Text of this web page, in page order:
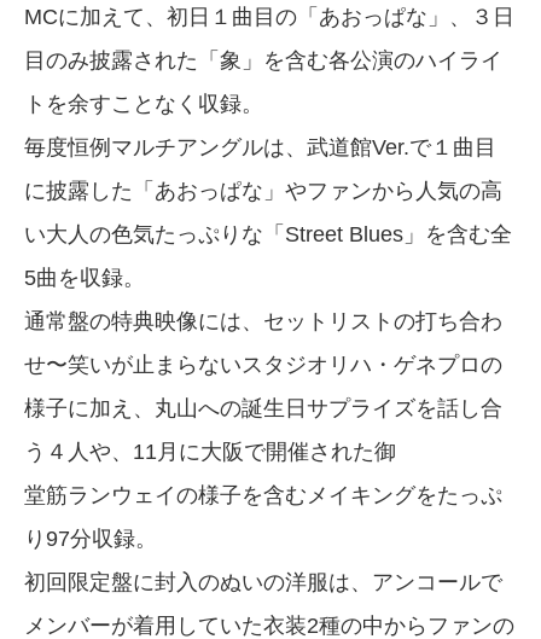
MCに加えて、初日１曲目の「あおっぱな」、３日
目のみ披露された「象」を含む各公演のハイライ
トを余すことなく収録。
毎度恒例マルチアングルは、武道館Ver.で１曲目
に披露した「あおっぱな」やファンから人気の高
い大人の色気たっぷりな「Street Blues」を含む全
5曲を収録。
通常盤の特典映像には、セットリストの打ち合わ
せ〜笑いが止まらないスタジオリハ・ゲネプロの
様子に加え、丸山への誕生日サプライズを話し合
う４人や、11月に大阪で開催された御
堂筋ランウェイの様子を含むメイキングをたっぷ
り97分収録。
初回限定盤に封入のぬいの洋服は、アンコールで
メンバーが着用していた衣装2種の中からファンの